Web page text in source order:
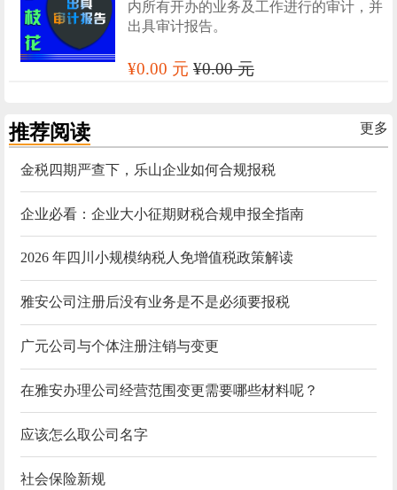
内所有开办的业务及工作进行的审计，并
出具审计报告。
¥0.00 元¥0.00 元
更多
推荐阅读
金税四期严查下，乐山企业如何合规报税
企业必看：企业大小征期财税合规申报全指南
2026 年四川小规模纳税人免增值税政策解读
雅安公司注册后没有业务是不是必须要报税
广元公司与个体注册注销与变更
在雅安办理公司经营范围变更需要哪些材料呢？
应该怎么取公司名字
社会保险新规